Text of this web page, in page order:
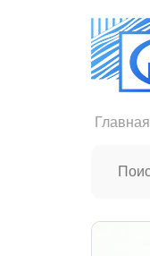
Главная